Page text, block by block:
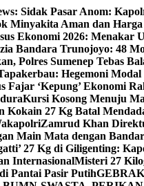
Sidak Pasar Anom:
Minyakita Aman dan
Ekonomi 2026: Menakar
Bandara Trunojoyo: 48
Polres Sumenep Tebas
Hegemoni Modal
Fajar ‘Kepung’ Ekonomi
Kursi Kosong Menuju
Kokain 27 Kg Batal
Zamrud Khan
Main Mata dengan
27 Kg di Giligenting:
InternasionalMisteri 27
Pantai Pasir Putih